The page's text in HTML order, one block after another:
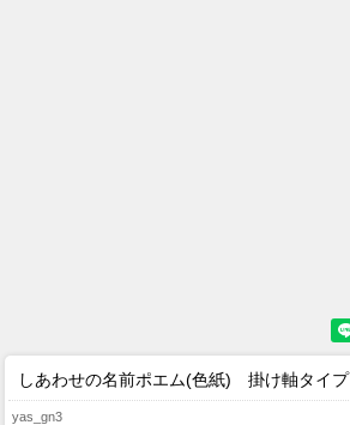
しあわせの名前ポエム(色紙) 掛け軸タイプ
yas_gn3